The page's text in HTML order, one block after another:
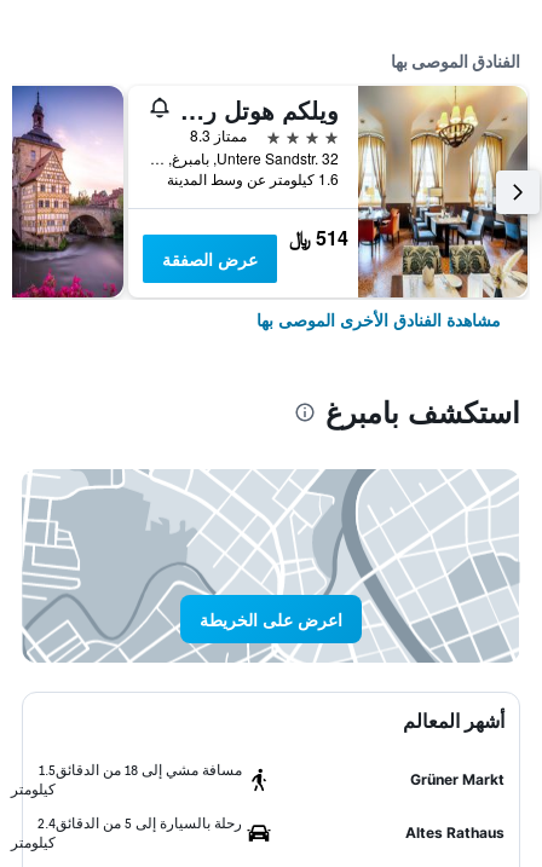
الفنادق الموصى بها
ويلكم هوتل ريزيدنشلوس بامبرج
4 نجوم
ممتاز 8.3
Untere Sandstr. 32, بامبرغ, بافاريا, ألمانيا
1.6 كيلومتر عن وسط المدينة
514 ﷼
عرض الصفقة
مشاهدة الفنادق الأخرى الموصى بها
استكشف بامبرغ
اعرض على الخريطة
أشهر المعالم
Grüner Markt
مسافة مشي إلى 18 من الدقائق
1.5
كيلومتر
Altes Rathaus
رحلة بالسيارة إلى 5 من الدقائق
2.4
كيلومتر